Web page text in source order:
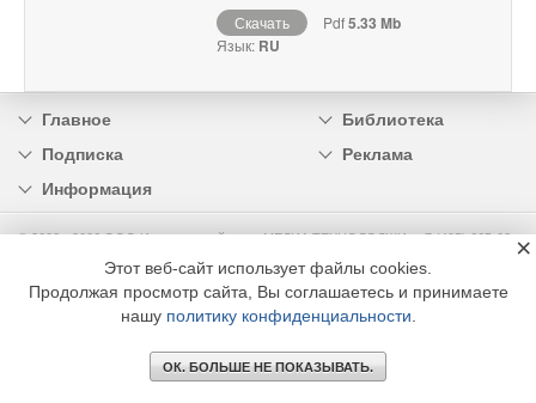
Скачать Pdf5.33 Mb
Язык: RU
Главное
Библиотека
Подписка
Реклама
Информация
© 2002 - 2026 OOO Издательский дом «МЕДИА ТЕХНОЛОДЖИ» +7 (495) 665-00-
Этот веб-сайт использует файлы cookies.
Продолжая просмотр сайта, Вы соглашаетесь и принимаете
нашу политику конфиденциальности
ОК. БОЛЬШЕ НЕ ПОКАЗЫВАТЬ.
×